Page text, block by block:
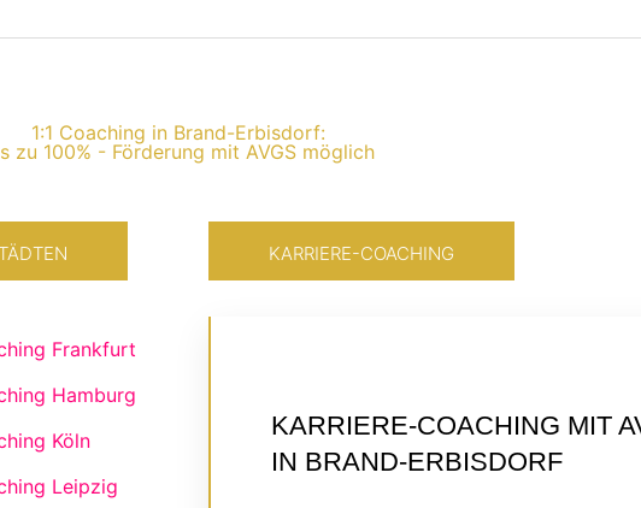
1:1 Coaching in Brand-Erbisdorf:
zu 100% - Förderung mit AVGS möglich
Frankfurt
Hamburg
Köln
Leipzig
KARRIERE-COACHING
KARRIERE-COACHING MIT
IN BRAND-ERBISDORF
EINZELCOACHING
FLEXIBEL ONLINE